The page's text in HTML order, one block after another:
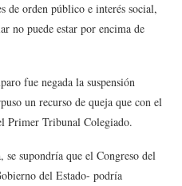
de orden público e interés social,
no puede estar por encima de
fue negada la suspensión
un recurso de queja que con el
Primer Tribunal Colegiado.
supondría que el Congreso del
del Estado- podría